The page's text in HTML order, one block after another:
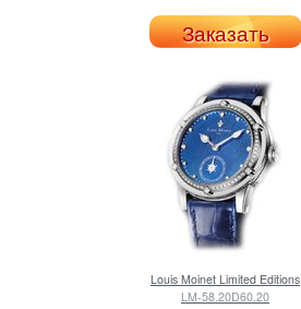
Заказать
Louis Moinet Limited Editions
LM-58.20D60.20